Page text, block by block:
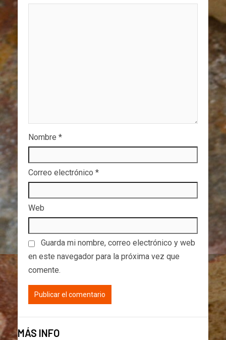
Nombre *
Correo electrónico *
Web
Guarda mi nombre, correo electrónico y web
en este navegador para la próxima vez que
comente.
MÁS INFO